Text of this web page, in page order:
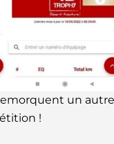
un autre
!